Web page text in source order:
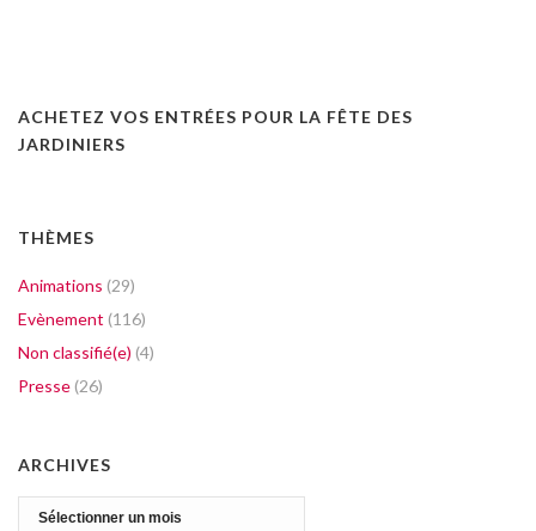
ACHETEZ VOS ENTRÉES POUR LA FÊTE DES
JARDINIERS
THÈMES
Animations (29)
Evènement (116)
Non classifié(e) (4)
Presse (26)
ARCHIVES
Archives